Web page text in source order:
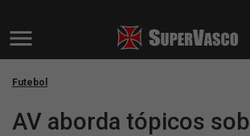
Futebol
AV aborda tópicos